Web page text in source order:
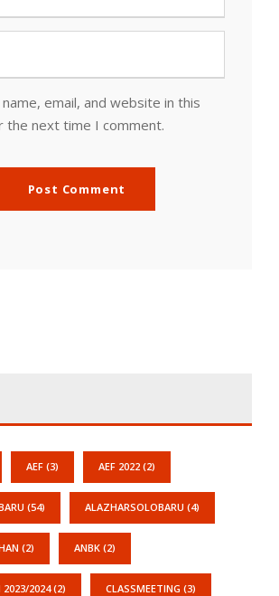
email, and website in this
the next time I comment.
AEF (3) AEF 2022 (2)
(54) ALAZHARSOLOBARU (4)
(2) ANBK (2)
2023/2024(2) CLASSMEETING (3)